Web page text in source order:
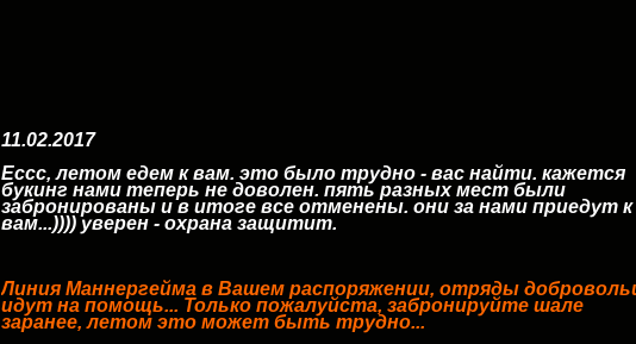
11.02.2017
Ессс, летом едем к вам. это было трудно - вас найти. кажется
букинг нами теперь не доволен. пять разных мест были
забронированы и в итоге все отменены. они за нами приедут к
вам...)))) уверен - охрана защитит.
Линия Маннергейма в Вашем распоряжении, отряды
идут на помощь... Только пожалуйста, забронируйте шале
заранее, летом это может быть трудно...